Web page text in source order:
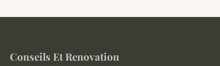
Conseils Et Renovation